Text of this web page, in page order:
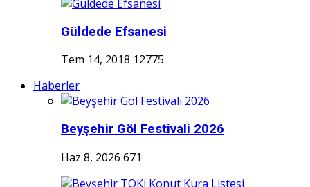
Güldede Efsanesi
Tem 14, 2018 12775
Haberler
Beyşehir Göl Festivali 2026
Haz 8, 2026 671